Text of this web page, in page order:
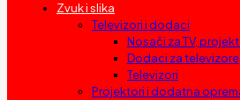
Zvuk i slika
Televizori i dodaci
Nosači za TV,
Dodaci za televizore
Televizori
Projektori i dodatna